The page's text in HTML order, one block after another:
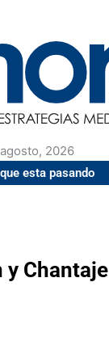
2026
esta pasando
y Chantaje